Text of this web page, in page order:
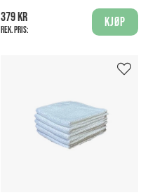
379 kr
Rek. pris:
Kjøp